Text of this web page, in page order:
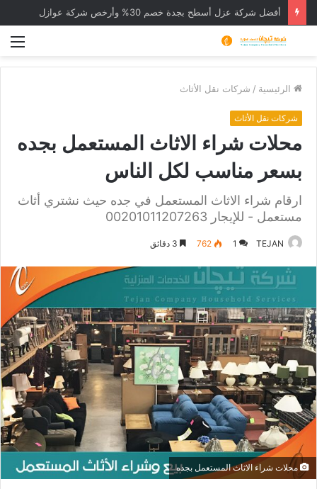
أفضل شركة عزل أسطح بجدة خصم 30% وأرخص شركة عوازل
الرئيسية / شركات نقل الأثاث
شركات نقل الأثاث
محلات شراء الاثاث المستعمل بجده
بسعر مناسب لكل الناس
ارقام شراء الاثاث المستعمل في جده حيث نشتري أثاث
مستعمل - للإيجار 00201011207263
TEJAN
1
762
محلات شراء الاثاث المستعمل بجده